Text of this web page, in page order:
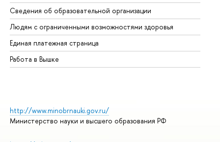
Сведения об образовательной организации
Людям с ограниченными возможностями здоровья
Единая платежная страница
Работа в Вышке
http://www.minobrnauki.gov.ru/
Министерство науки и высшего образования РФ